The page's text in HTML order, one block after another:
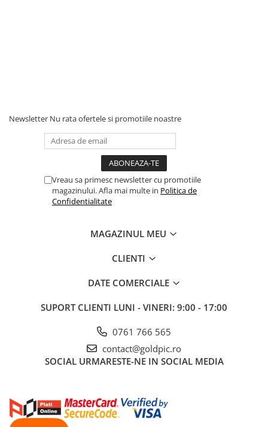
Newsletter Nu rata ofertele si promotiile noastre
Vreau sa primesc newsletter cu promotiile
magazinului. Afla mai multe in Politica de
Confidentialitate
MAGAZINUL MEU
CLIENTI
DATE COMERCIALE
SUPORT CLIENTI LUNI - VINERI: 9:00 - 17:00
0761 766 565
contact@goldpic.ro
SOCIAL URMARESTE-NE IN SOCIAL MEDIA